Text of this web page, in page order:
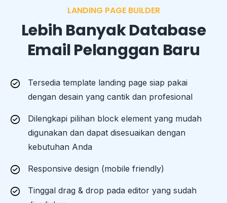
LANDING PAGE BUILDER
Lebih Banyak Database
Email Pelanggan Baru​
Tersedia template landing page siap pakai
dengan desain yang cantik dan profesional
Dilengkapi pilihan block element yang mudah
digunakan dan dapat disesuaikan dengan
kebutuhan Anda
Responsive design (mobile friendly)
Tinggal drag & drop pada editor yang sudah